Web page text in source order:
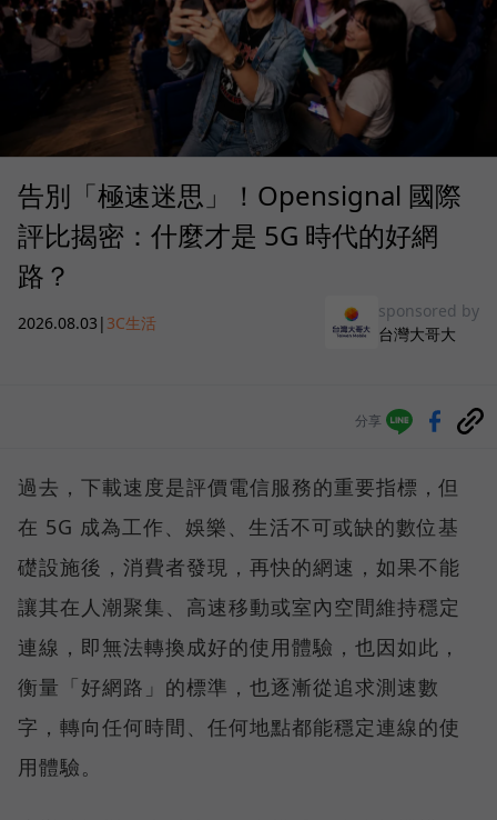
告別「極速迷思」！Opensignal 國際
評比揭密：什麼才是 5G 時代的好網
路？
2026.08.03 | 3C生活
sponsored by
台灣大哥大
分享
過去，下載速度是評價電信服務的重要指標，但
在 5G 成為工作、娛樂、生活不可或缺的數位基
礎設施後，消費者發現，再快的網速，如果不能
讓其在人潮聚集、高速移動或室內空間維持穩定
連線，即無法轉換成好的使用體驗，也因如此，
衡量「好網路」的標準，也逐漸從追求測速數
字，轉向任何時間、任何地點都能穩定連線的使
用體驗。